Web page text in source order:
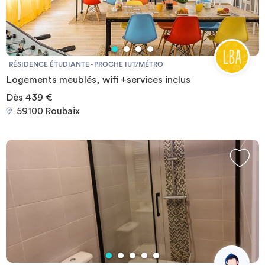
douche
RÉSIDENCE ÉTUDIANTE - PROCHE IUT/MÉTRO
Logements meublés, wifi +services inclus
Dès 439 €
59100 Roubaix